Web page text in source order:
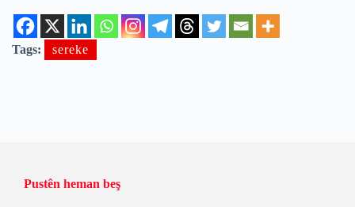
Tags: sereke
Pustên heman beş